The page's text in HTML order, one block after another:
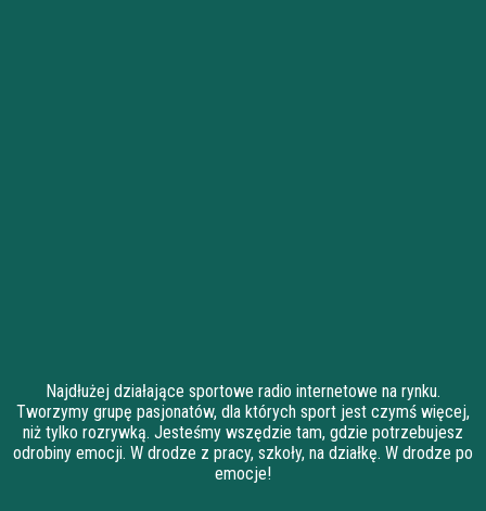
Najdłużej działające sportowe radio internetowe na rynku.
Tworzymy grupę pasjonatów, dla których sport jest czymś więcej,
niż tylko rozrywką. Jesteśmy wszędzie tam, gdzie potrzebujesz
odrobiny emocji. W drodze z pracy, szkoły, na działkę. W drodze po
emocje!